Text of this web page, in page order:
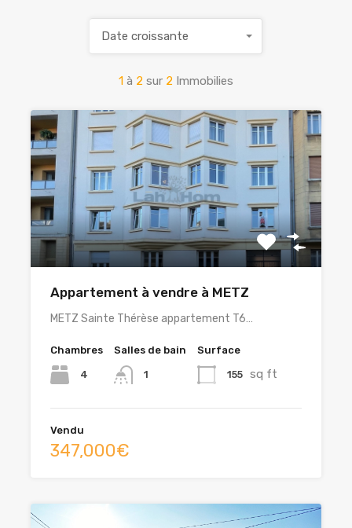
1 à 2 sur 2 Immobilies
Date croissante
Appartement à vendre à METZ
METZ Sainte Thérèse appartement T6…
Chambres
4
Salles de bain
1
Surface
155 sq ft
Vendu
347,000€